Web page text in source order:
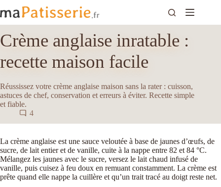
au
Crème anglaise inratable :
recette maison facile
Réussissez votre crème anglaise maison sans la rater : cuisson,
astuces de chef, conservation et erreurs à éviter. Recette simple
et fiable.
4
La crème anglaise est une sauce veloutée à base de jaunes d’œufs, de
sucre, de lait entier et de vanille, cuite à la nappe entre 82 et 84 °C.
Mélangez les jaunes avec le sucre, versez le lait chaud infusé de
vanille, puis cuisez à feu doux en remuant constamment. La crème est
prête quand elle nappe la cuillère et qu’un trait tracé au doigt reste net.